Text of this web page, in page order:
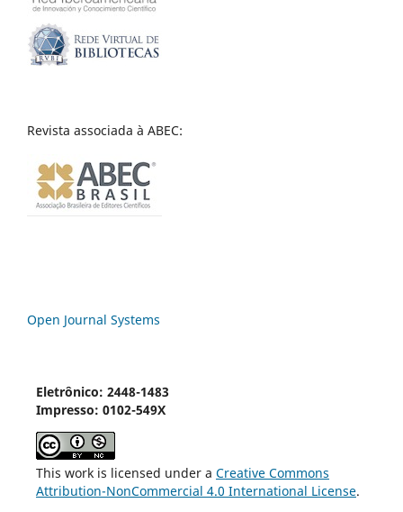
Revista associada à ABEC:
Open Journal Systems
Eletrônico: 2448-1483
Impresso: 0102-549X
This work is licensed under a Creative Commons
Attribution-NonCommercial 4.0 International License.